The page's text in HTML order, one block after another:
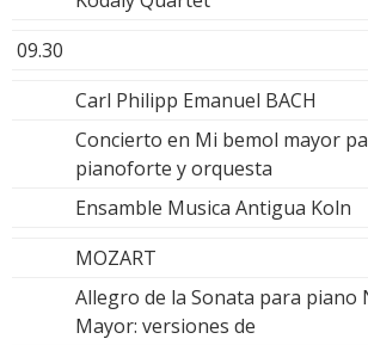
09.30
Carl Philipp Emanuel BACH
Concierto en Mi bemol mayor
pianoforte y orquesta
Ensamble Musica Antigua Koln
MOZART
Allegro de la Sonata para piano
Mayor: versiones de